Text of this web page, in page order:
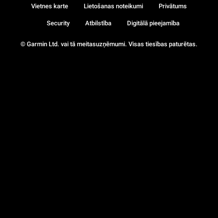
© Garmin Ltd. vai tā meitasuzņēmumi. Visas tiesības paturētas.
Vietnes karte Lietošanas noteikumi Privātums
Security Atbilstība Digitālā pieejamība